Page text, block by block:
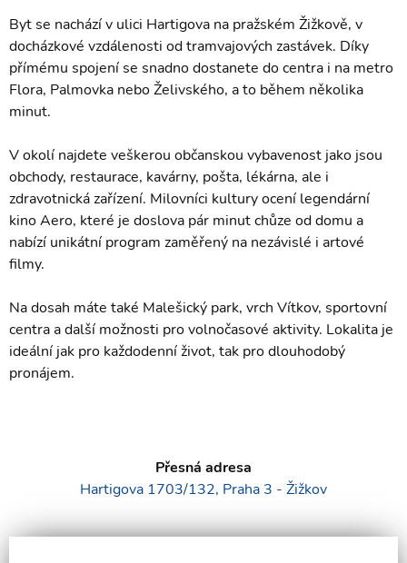
Byt se nachází v ulici Hartigova na pražském Žižkově, v
docházkové vzdálenosti od tramvajových zastávek. Díky
přímému spojení se snadno dostanete do centra i na metro
Flora, Palmovka nebo Želivského, a to během několika
minut.
V okolí najdete veškerou občanskou vybavenost jako jsou
obchody, restaurace, kavárny, pošta, lékárna, ale i
zdravotnická zařízení. Milovníci kultury ocení legendární
kino Aero, které je doslova pár minut chůze od domu a
nabízí unikátní program zaměřený na nezávislé i artové
filmy.
Na dosah máte také Malešický park, vrch Vítkov, sportovní
centra a další možnosti pro volnočasové aktivity. Lokalita je
ideální jak pro každodenní život, tak pro dlouhodobý
pronájem.
Přesná adresa
Hartigova 1703/132, Praha 3 - Žižkov